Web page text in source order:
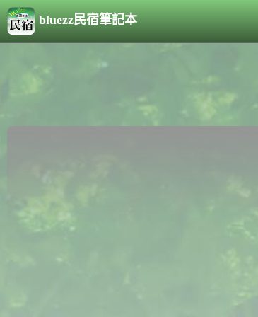
bluezz民宿筆記本